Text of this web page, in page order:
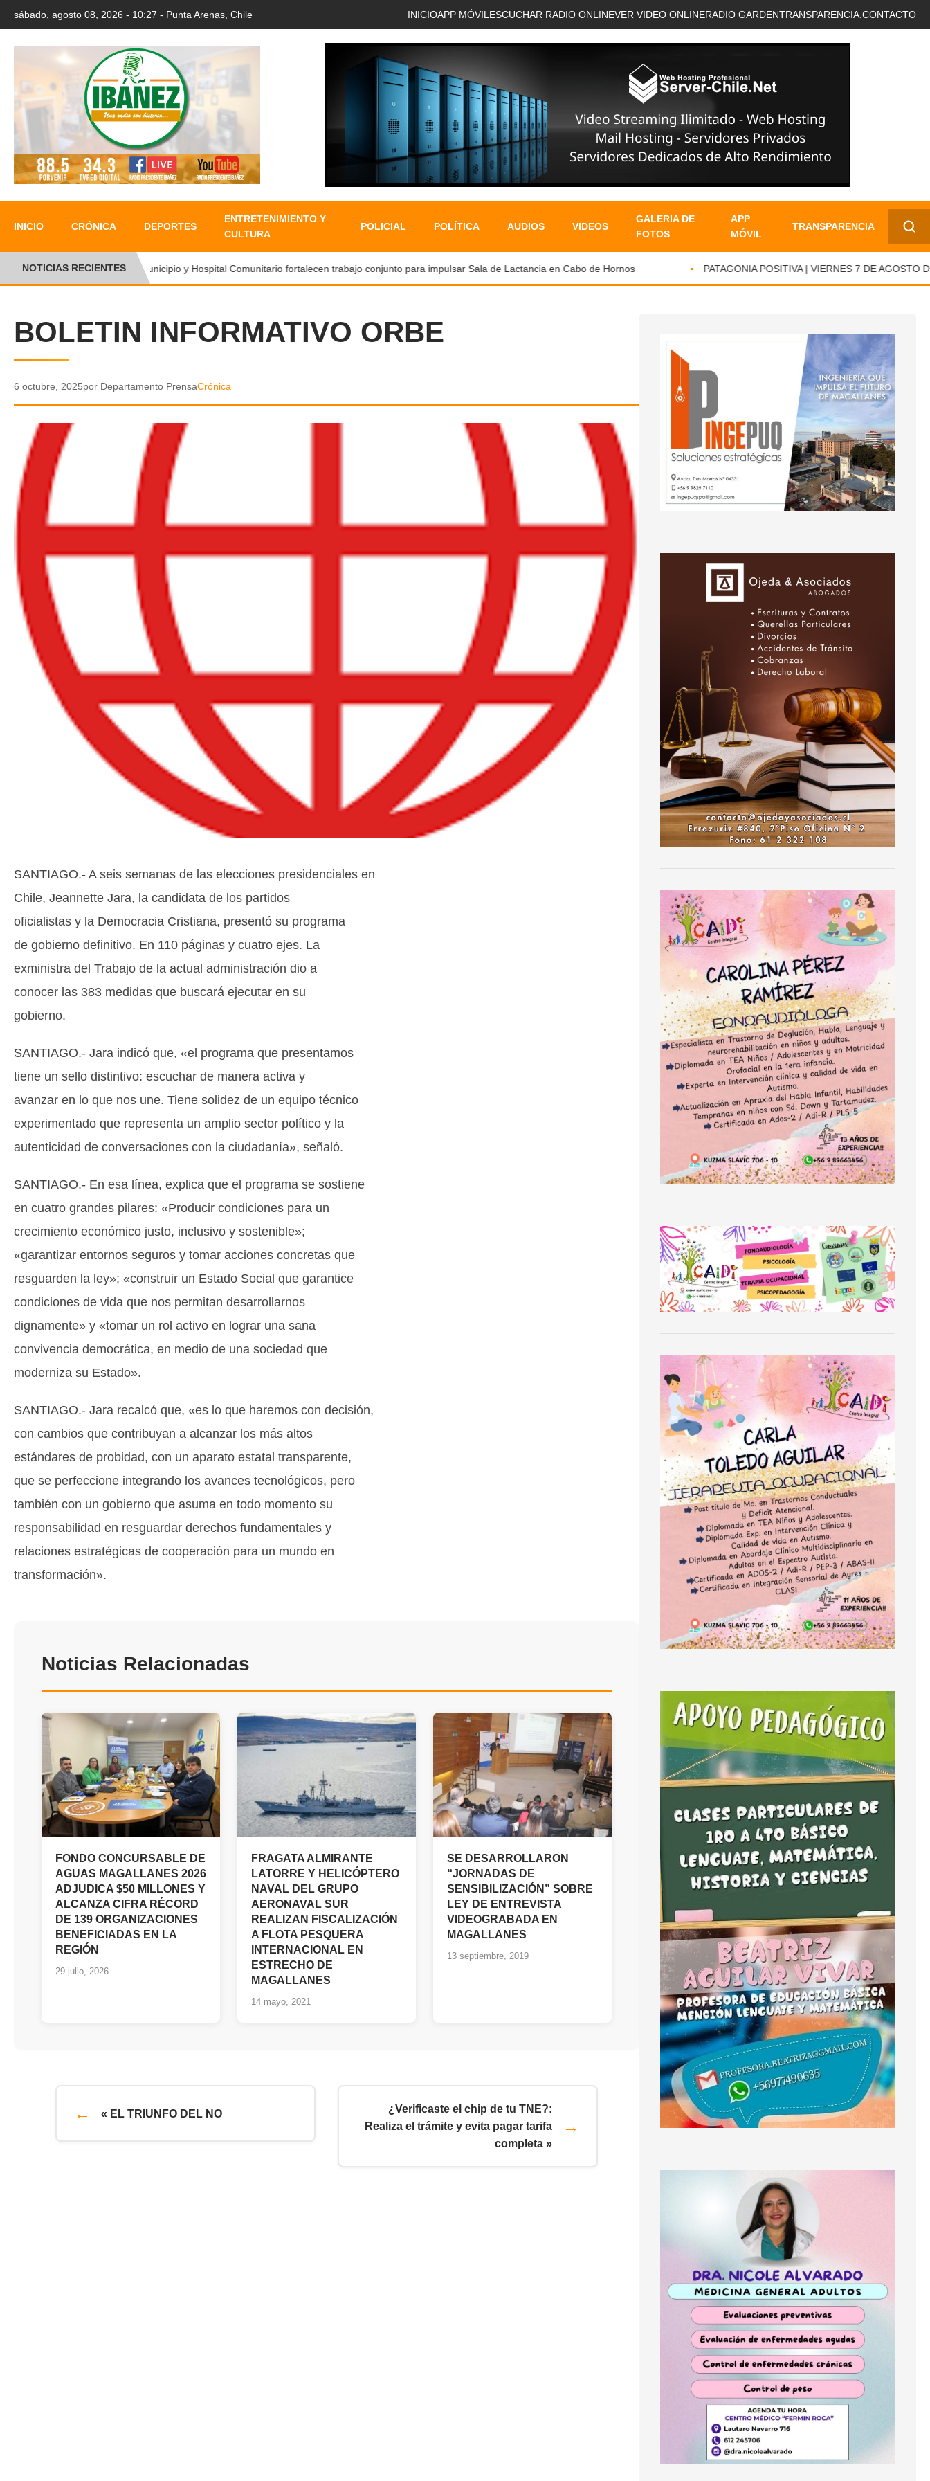
sábado, agosto 08, 2026 - 10:27 - Punta Arenas, Chile INICIOAPP MÓVIL ESCUCHAR RADIO ONLINEVER VIDEO ONLINERADIO GARDENTRANSPARENCIA. CONTACTO
INICIO CRÓNICA DEPORTES
ENTRETENIMIENTO Y
CULTURA
POLICIAL POLÍTICA AUDIOS VIDEOS
GALERIA DE
FOTOS
APP
MÓVIL
TRANSPARENCIA
✕
NOTICIAS RECIENTESMunicipio y Hospital Comunitario fortalecen trabajo conjunto para impulsar Sala de Lactancia en Cabo de Hornos PATAGONIA POSITIVA | VIERNES 7 DE AGOSTO DE
BOLETIN INFORMATIVO ORBE
6 octubre, 2025por Departamento PrensaCrónica
SANTIAGO.- A seis semanas de las elecciones presidenciales en
Chile, Jeannette Jara, la candidata de los partidos
oficialistas y la Democracia Cristiana, presentó su programa
de gobierno definitivo. En 110 páginas y cuatro ejes. La
exministra del Trabajo de la actual administración dio a
conocer las 383 medidas que buscará ejecutar en su
gobierno.
SANTIAGO.- Jara indicó que, «el programa que presentamos
tiene un sello distintivo: escuchar de manera activa y
avanzar en lo que nos une. Tiene solidez de un equipo técnico
experimentado que representa un amplio sector político y la
autenticidad de conversaciones con la ciudadanía», señaló.
SANTIAGO.- En esa línea, explica que el programa se sostiene
en cuatro grandes pilares: «Producir condiciones para un
crecimiento económico justo, inclusivo y sostenible»;
«garantizar entornos seguros y tomar acciones concretas que
resguarden la ley»; «construir un Estado Social que garantice
condiciones de vida que nos permitan desarrollarnos
dignamente» y «tomar un rol activo en lograr una sana
convivencia democrática, en medio de una sociedad que
moderniza su Estado».
SANTIAGO.- Jara recalcó que, «es lo que haremos con decisión,
con cambios que contribuyan a alcanzar los más altos
estándares de probidad, con un aparato estatal transparente,
que se perfeccione integrando los avances tecnológicos, pero
también con un gobierno que asuma en todo momento su
responsabilidad en resguardar derechos fundamentales y
relaciones estratégicas de cooperación para un mundo en
transformación».
Noticias Relacionadas
FONDO CONCURSABLE DE
AGUAS MAGALLANES 2026
ADJUDICA $50 MILLONES Y
ALCANZA CIFRA RÉCORD
DE 139 ORGANIZACIONES
BENEFICIADAS EN LA
REGIÓN
29 julio, 2026
FRAGATA ALMIRANTE
LATORRE Y HELICÓPTERO
NAVAL DEL GRUPO
AERONAVAL SUR
REALIZAN FISCALIZACIÓN
A FLOTA PESQUERA
INTERNACIONAL EN
ESTRECHO DE
MAGALLANES
14 mayo, 2021
SE DESARROLLARON
“JORNADAS DE
SENSIBILIZACIÓN” SOBRE
LEY DE ENTREVISTA
VIDEOGRABADA EN
MAGALLANES
13 septiembre, 2019
« EL TRIUNFO DEL NO
¿Verificaste el chip de tu TNE?:
Realiza el trámite y evita pagar tarifa
completa »